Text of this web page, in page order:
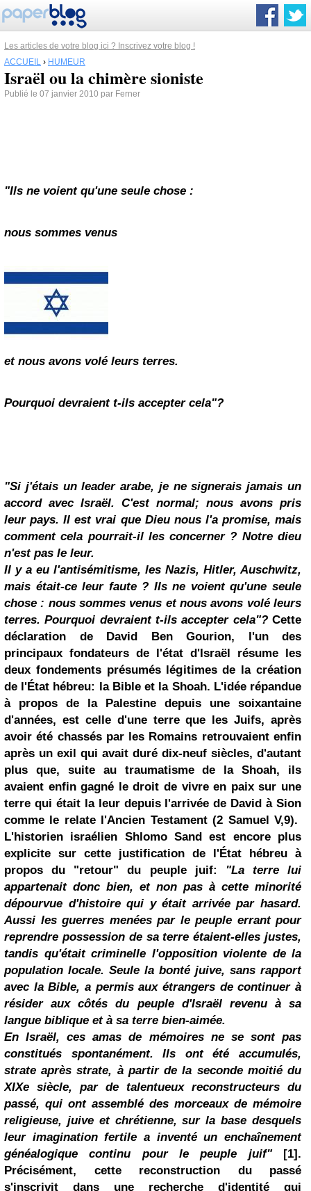
Les articles de votre blog ici ? Inscrivez votre blog !
ACCUEIL › HUMEUR
Israël ou la chimère sioniste
Publié le 07 janvier 2010 par Ferner
"Ils ne voient qu'une seule chose :
nous sommes venus
et nous avons volé leurs terres.
Pourquoi devraient t-ils accepter cela"?
"Si j'étais un leader arabe, je ne signerais jamais un
accord avec Israël. C'est normal; nous avons pris
leur pays. Il est vrai que Dieu nous l'a promise, mais
comment cela pourrait-il les concerner ? Notre dieu
n'est pas le leur.
Il y a eu l'antisémitisme, les Nazis, Hitler, Auschwitz,
mais était-ce leur faute ? Ils ne voient qu'une seule
chose : nous sommes venus et nous avons volé leurs
terres. Pourquoi devraient t-ils accepter cela"?Cette
déclaration de David Ben Gourion, l'un des
principaux fondateurs de l'état d'Israël résume les
deux fondements présumés légitimes de la création
de l'État hébreu: la Bible et la Shoah. L'idée répandue
à propos de la Palestine depuis une soixantaine
d'années, est celle d'une terre que les Juifs, après
avoir été chassés par les Romains retrouvaient enfin
après un exil qui avait duré dix-neuf siècles, d'autant
plus que, suite au traumatisme de la Shoah, ils
avaient enfin gagné le droit de vivre en paix sur une
terre qui était la leur depuis l'arrivée de David à Sion
comme le relate l'Ancien Testament (2 Samuel V,9).
L'historien israélien Shlomo Sand est encore plus
explicite sur cette justification de l'État hébreu à
propos du "retour" du peuple juif: "La terre lui
appartenait donc bien, et non pas à cette minorité
dépourvue d'histoire qui y était arrivée par hasard.
Aussi les guerres menées par le peuple errant pour
reprendre possession de sa terre étaient-elles justes,
tandis qu'était criminelle l'opposition violente de la
population locale. Seule la bonté juive, sans rapport
avec la Bible, a permis aux étrangers de continuer à
résider aux côtés du peuple d'Israël revenu à sa
langue biblique et à sa terre bien-aimée.
En Israël, ces amas de mémoires ne se sont pas
constitués spontanément. Ils ont été accumulés,
strate après strate, à partir de la seconde moitié du
XIXe siècle, par de talentueux reconstructeurs du
passé, qui ont assemblé des morceaux de mémoire
religieuse, juive et chrétienne, sur la base desquels
leur imagination fertile a inventé un enchaînement
généalogique continu pour le peuple juif"[1].
Précisément, cette reconstruction du passé
s'inscrivit dans une recherche d'identité qui